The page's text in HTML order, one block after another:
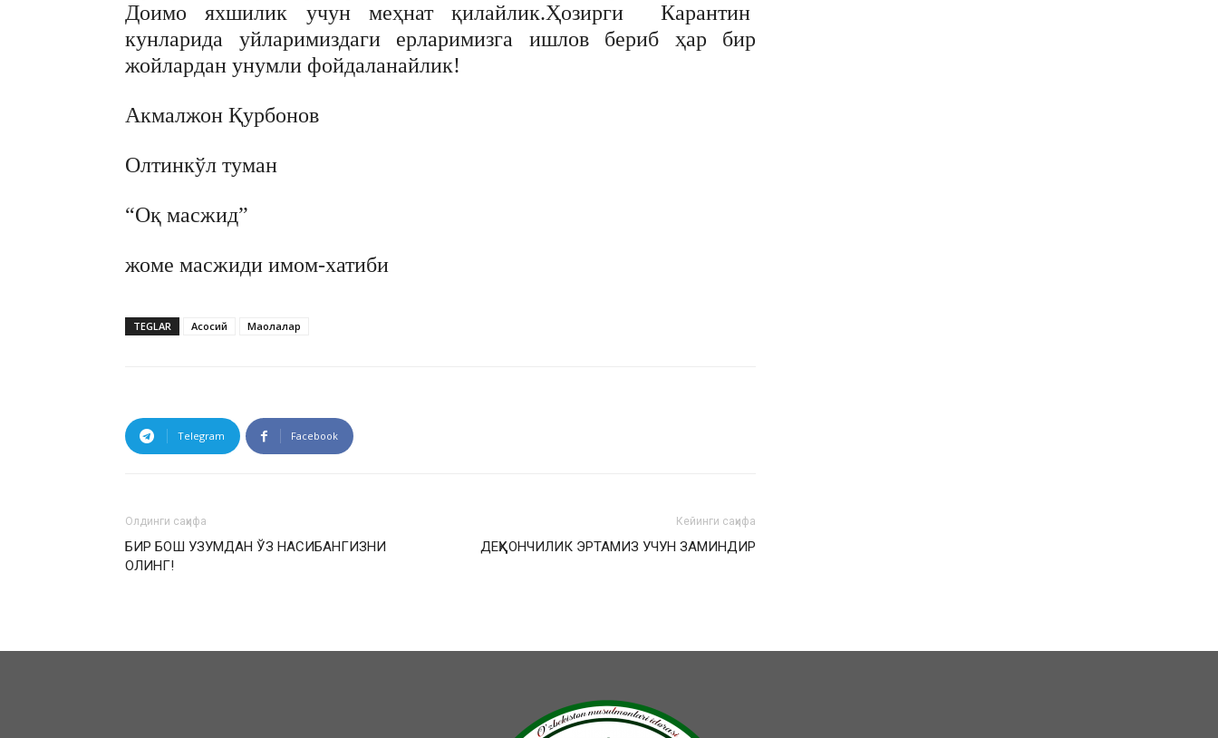
Доимо яхшилик учун меҳнат қилайлик.Ҳозирги Карантин
кунларида уйларимиздаги ерларимизга ишлов бериб ҳар бир
жойлардан унумли фойдаланайлик!
Акмалжон Қурбонов
Олтинкўл туман
“Оқ масжид”
жоме масжиди имом-хатиби
TEGLAR Асосий Мақолалар
Telegram Facebook
Олдинги саҳифа
БИР БОШ УЗУМДАН ЎЗ НАСИБАНГИЗНИ
ОЛИНГ!
Кейинги саҳифа
ДЕҲҚОНЧИЛИК ЭРТАМИЗ УЧУН ЗАМИНДИР